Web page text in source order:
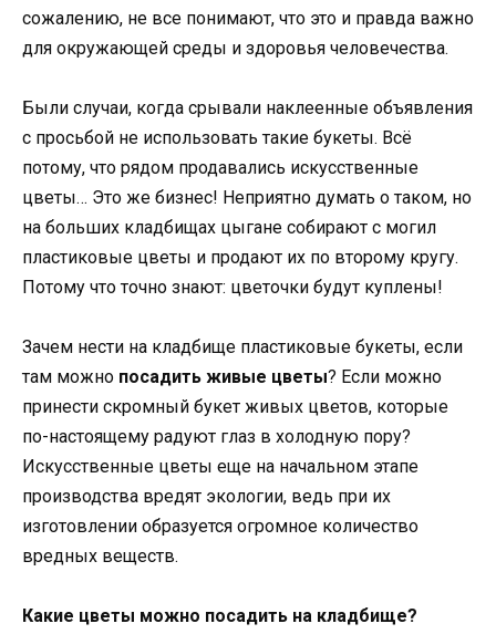
сожалению, не все понимают, что это и правда важно
для окружающей среды и здоровья человечества.
Были случаи, когда срывали наклеенные объявления
с просьбой не использовать такие букеты. Всё
потому, что рядом продавались искусственные
цветы… Это же бизнес! Неприятно думать о таком, но
на больших кладбищах цыгане собирают с могил
пластиковые цветы и продают их по второму кругу.
Потому что точно знают: цветочки будут куплены!
Зачем нести на кладбище пластиковые букеты, если
там можно посадить живые цветы? Если можно
принести скромный букет живых цветов, которые
по-настоящему радуют глаз в холодную пору?
Искусственные цветы еще на начальном этапе
производства вредят экологии, ведь при их
изготовлении образуется огромное количество
вредных веществ.
Какие цветы можно посадить на кладбище?